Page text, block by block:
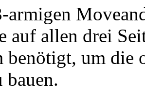
armigen
auf allen drei
benötigt, um die
bauen.